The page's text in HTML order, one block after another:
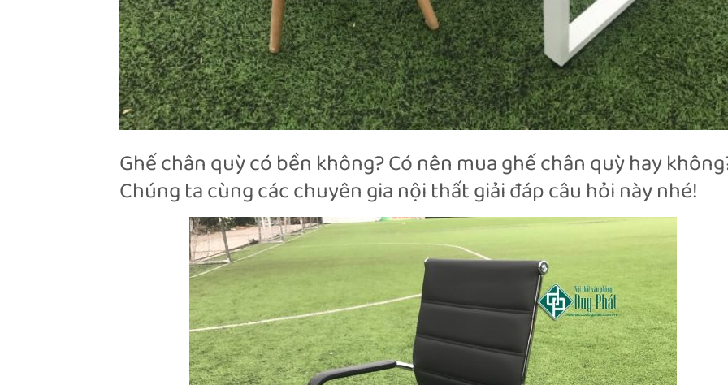
Ghế chân quỳ có bền không? Có nên mua ghế chân quỳ hay
Chúng ta cùng các chuyên gia nội thất giải đáp câu hỏi này nhé!